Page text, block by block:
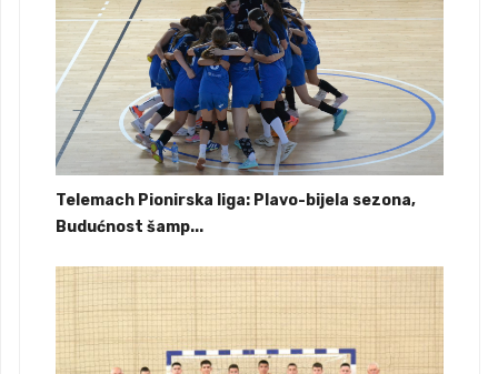
Telemach Pionirska liga: Plavo-bijela sezona,
Budućnost šamp...